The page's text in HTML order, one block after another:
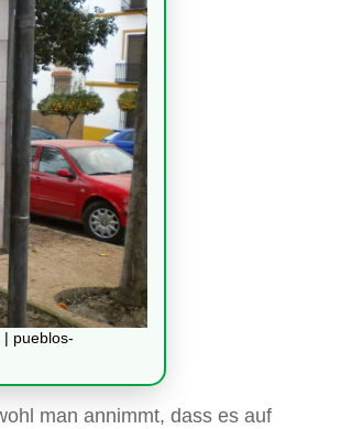
| pueblos-
man annimmt, dass es auf